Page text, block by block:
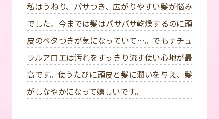
私はうねり、パサつき、広がりやすい髪が悩み
でした。今までは髪はパサパサ乾燥するのに頭
皮のベタつきが気になっていて…。でもナチュ
ラルアロエは汚れをすっきり流す使い心地が最
高です。使うたびに頭皮と髪に潤いを与え、髪
がしなやかになって嬉しいです。